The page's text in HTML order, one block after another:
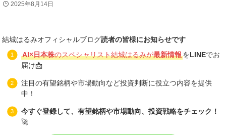
2025年8月14日
結城はるみオフィシャルブログ読者の皆様にお知らせです
AI×日本株のスペシャリスト結城はるみが最新情報をLINEでお
届け📩
注目の有望銘柄や市場動向など投資判断に役立つ内容を提供
中！
今すぐ登録して、有望銘柄や市場動向、投資戦略をチェック！
🚀